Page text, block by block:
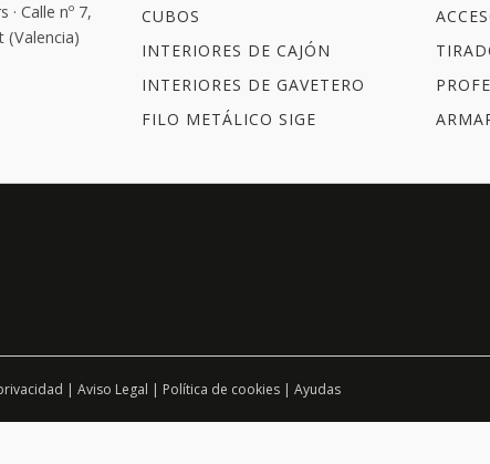
Calle nº 7,
(Valencia)
CUBOS
INTERIORES DE CAJÓN
INTERIORES DE GAVETERO
FILO METÁLICO SIGE
| Aviso Legal | Política de cookies| Ayudas